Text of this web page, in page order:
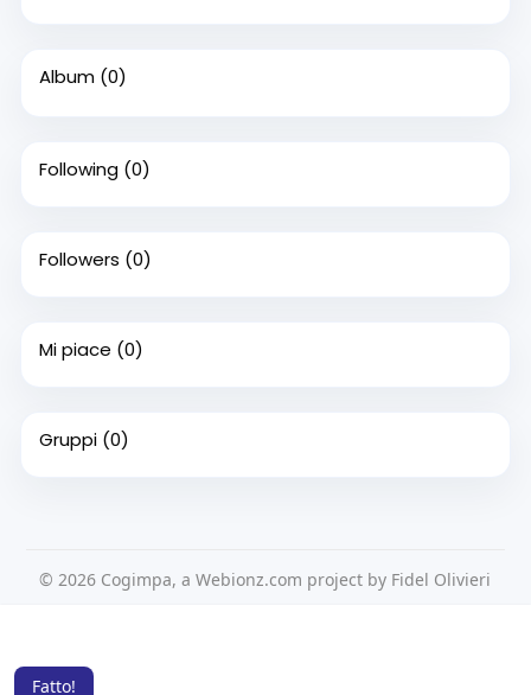
Fatto!
Album (0)
Following (0)
Followers (0)
Mi piace (0)
Gruppi (0)
© 2026 Cogimpa, a Webionz.com project by Fidel Olivieri